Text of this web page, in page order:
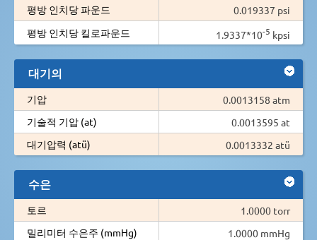
평방 인치당 파운드
0.019337 psi
평방 인치당 킬로파운드
1.9337*10-5 kpsi
대기의
기압
0.0013158 atm
기술적 기압 (at)
0.0013595 at
대기압력 (atü)
0.0013332 atü
수은
토르
1.0000 torr
밀리미터 수은주 (mmHg)
1.0000 mmHg